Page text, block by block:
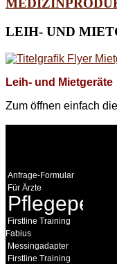
LEIH- UND
Leih- und Mietgeräte
Zum öffnen einfach
Anfrage-Formular
Für Ärzte
Firstline Training
Fabius
Messingadapter
Firstline Training